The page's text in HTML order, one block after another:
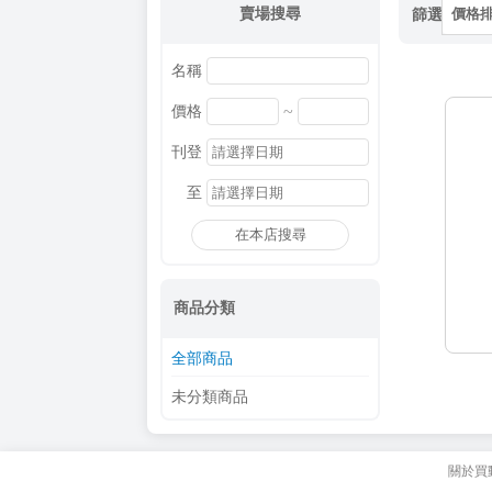
賣場搜尋
名稱
價格 ~
刊登
至
在本店搜尋
商品分類
全部商品
未分類商品
篩選 價格
關於買